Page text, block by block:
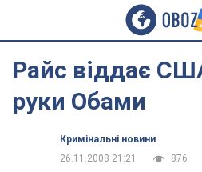
Райс віддає
руки Обами
Кримінальні новини
26.11.2008 21:21
876